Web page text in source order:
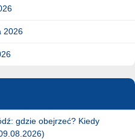
2026
gdzie obejrzeć? Kiedy